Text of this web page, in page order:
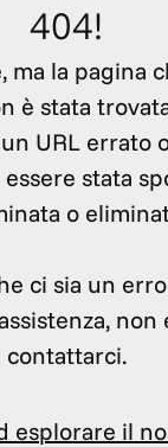
404!
ma la pagina
è stata
URL errato
stata
o
ci sia un
non
contattarci.
esplorare il